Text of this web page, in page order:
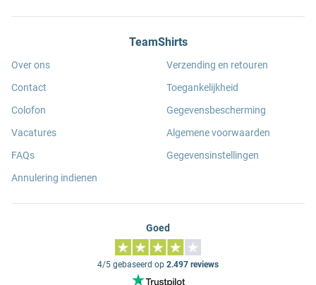
TeamShirts
Over ons
Contact
Colofon
Vacatures
FAQs
Annulering indienen
Verzending en retouren
Toegankelijkheid
Gegevensbescherming
Algemene voorwaarden
Gegevensinstellingen
Goed
4/5 gebaseerd op 2.497 reviews